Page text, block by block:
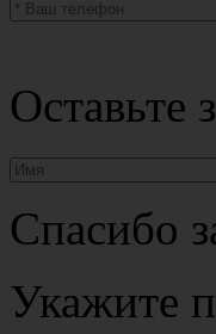
Оставьте
Спасибо
Укажите